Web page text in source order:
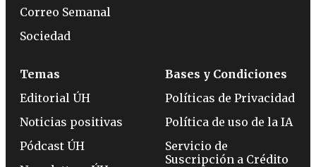
Correo Semanal
Sociedad
Temas
Editorial ÚH
Noticias positivas
Pódcast ÚH
Bases y Condiciones
Políticas de Privacidad
Política de uso de la IA
Servicio de
Suscripción a Crédito